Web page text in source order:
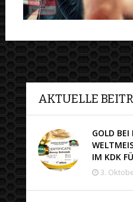
AKTUELLE
GOLD BEI
IM KDK
3.